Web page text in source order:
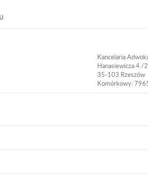
Kancelaria
Hanasiewicza 4 /
35-103 Rzeszów
Komórkowy: